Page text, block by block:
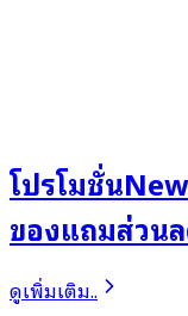
โปรโมชั่น
ของแถมส่วน
ดูเพิ่มเติม..